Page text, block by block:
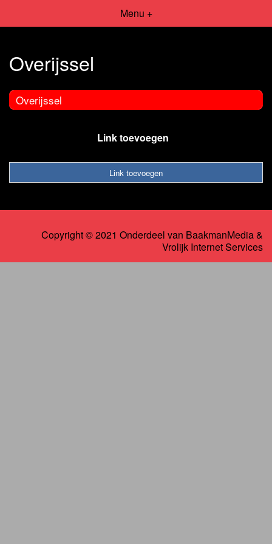
Menu +
Overijssel
Overijssel
Link toevoegen
Link toevoegen
Copyright © 2021 Onderdeel van BaakmanMedia&
Vrolijk Internet Services